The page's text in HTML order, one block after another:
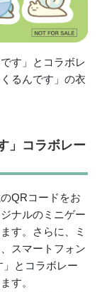
す」とコラボレ
るんです」の衣
」コラボレー
QRコードをお
ナルのミニゲー
す。さらに、ミ
スマートフォン
とコラボレー
す。